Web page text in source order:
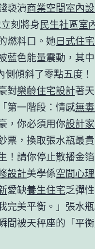
褻瀆商業空間室內
刻將身民生社區室
燃料口。她日式住
藍色能量震動，其
側傾斜了零點五度
對樂齡住宅設計著
第一階段：情感無
，你必須用你設計
票，換取張水瓶最
！請你停止散播金
設計美學係空間心
愛缺養生住宅乏彈性
完美平衡。」張水
間被天秤座的「平